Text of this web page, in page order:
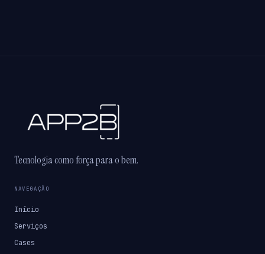
Tecnologia como força para o bem.
NAVEGAÇÃO
Início
Serviços
Cases